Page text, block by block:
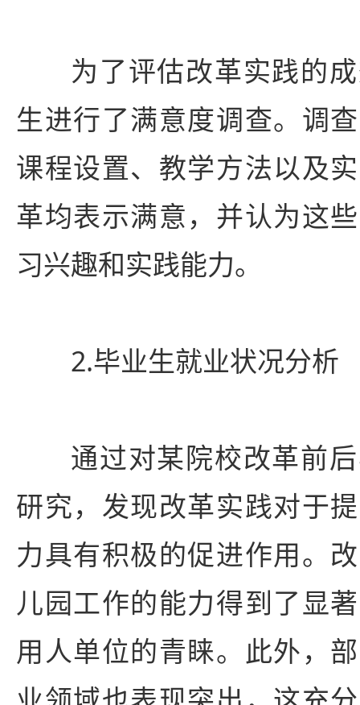
为了评估改革实践的
生进行了满意度调查。调
课程设置、教学方法以及
革均表示满意，并认为这
习兴趣和实践能力。
2.毕业生就业状况分析
通过对某院校改革前
研究，发现改革实践对于
力具有积极的促进作用。
儿园工作的能力得到了显
用人单位的青睐。此外，